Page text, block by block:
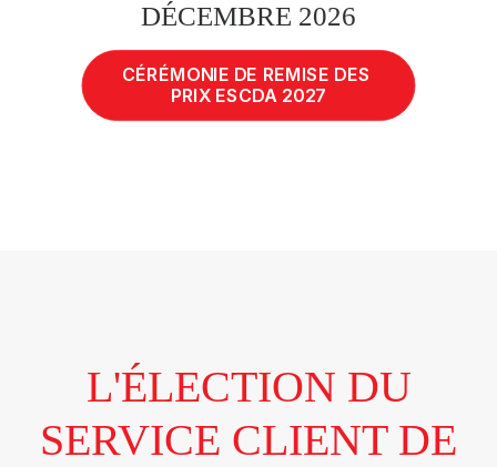
DÉCEMBRE 2026
CÉRÉMONIE DE REMISE DES
PRIX ESCDA 2027
L'ÉLECTION DU
SERVICE CLIENT DE